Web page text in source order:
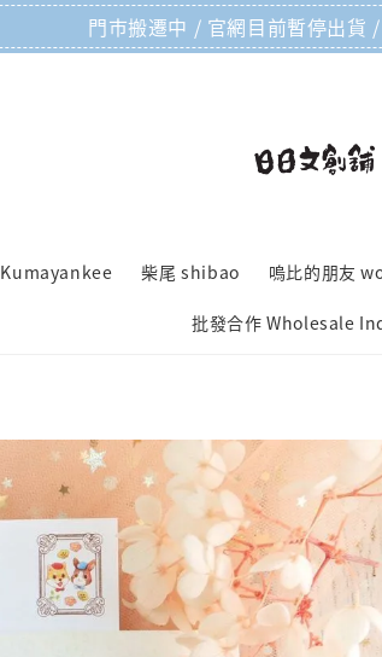
門市搬遷中 / 官網目前暫停出貨
Kumayankee 柴尾 shibao 嗚比的朋友
批發合作 Wholesale